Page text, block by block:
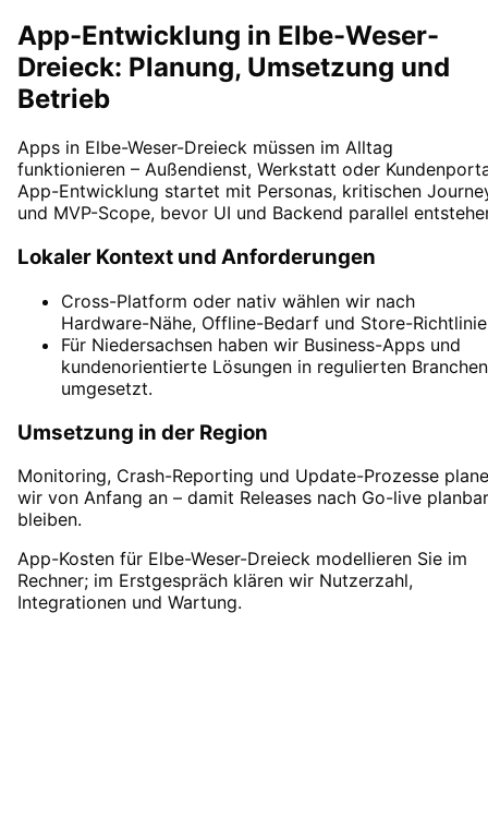
App-Entwicklung in Elbe-Weser-
Dreieck: Planung, Umsetzung und
Betrieb
Apps in Elbe-Weser-Dreieck müssen im Alltag
funktionieren – Außendienst, Werkstatt oder
App-Entwicklung startet mit Personas, kritischen
und MVP-Scope, bevor UI und Backend parallel
Lokaler Kontext und Anforderungen
Cross-Platform oder nativ wählen wir nach
Hardware-Nähe, Offline-Bedarf und Store-
Für Niedersachsen haben wir Business-Apps und
kundenorientierte Lösungen in regulierten Branchen
umgesetzt.
Umsetzung in der Region
Monitoring, Crash-Reporting und Update-Prozesse
wir von Anfang an – damit Releases nach Go-live planbar
bleiben.
App-Kosten für Elbe-Weser-Dreieck modellieren Sie im
Rechner; im Erstgespräch klären wir Nutzerzahl,
Integrationen und Wartung.